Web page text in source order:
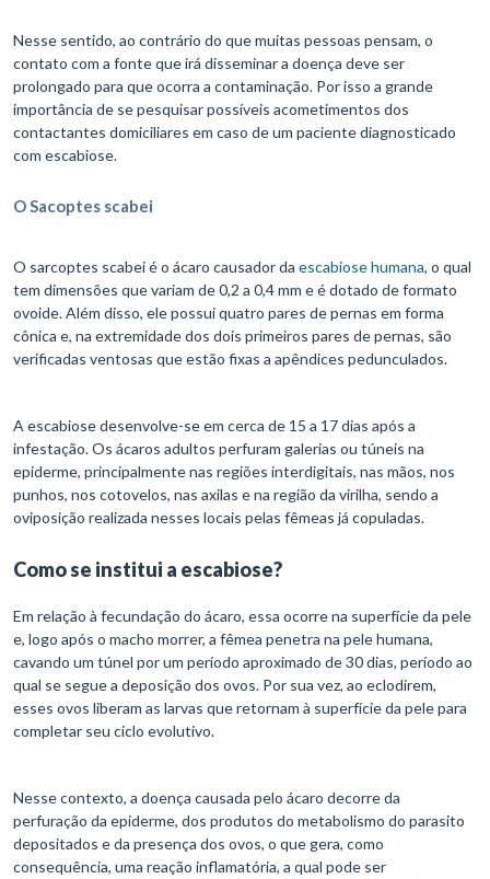
Nesse sentido, ao contrário do que muitas pessoas pensam, o
contato com a fonte que irá disseminar a doença deve ser
prolongado para que ocorra a contaminação. Por isso a grande
importância de se pesquisar possíveis acometimentos dos
contactantes domiciliares em caso de um paciente diagnosticado
com escabiose.
O Sacoptes scabei
O sarcoptes scabei é o ácaro causador da escabiose humana, o qual
tem dimensões que variam de 0,2 a 0,4 mm e é dotado de formato
ovoide. Além disso, ele possui quatro pares de pernas em forma
cônica e, na extremidade dos dois primeiros pares de pernas, são
verificadas ventosas que estão fixas a apêndices pedunculados.
A escabiose desenvolve-se em cerca de 15 a 17 dias após a
infestação. Os ácaros adultos perfuram galerias ou túneis na
epiderme, principalmente nas regiões interdigitais, nas mãos, nos
punhos, nos cotovelos, nas axilas e na região da virilha, sendo a
oviposição realizada nesses locais pelas fêmeas já copuladas.
Como se institui a escabiose?
Em relação à fecundação do ácaro, essa ocorre na superfície da pele
e, logo após o macho morrer, a fêmea penetra na pele humana,
cavando um túnel por um período aproximado de 30 dias, período ao
qual se segue a deposição dos ovos. Por sua vez, ao eclodirem,
esses ovos liberam as larvas que retornam à superfície da pele para
completar seu ciclo evolutivo.
Nesse contexto, a doença causada pelo ácaro decorre da
perfuração da epiderme, dos produtos do metabolismo do parasito
depositados e da presença dos ovos, o que gera, como
consequência, uma reação inflamatória, a qual pode ser